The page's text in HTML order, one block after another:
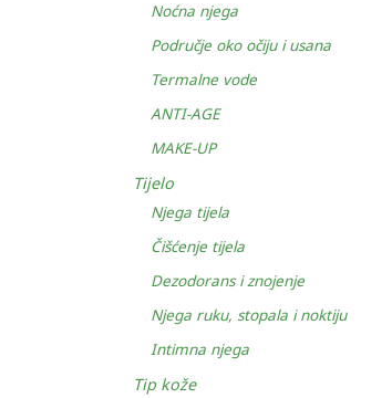
Noćna njega
Područje oko očiju i usana
Termalne vode
ANTI-AGE
MAKE-UP
Tijelo
Njega tijela
Čišćenje tijela
Dezodorans i znojenje
Njega ruku, stopala i noktiju
Intimna njega
Tip kože